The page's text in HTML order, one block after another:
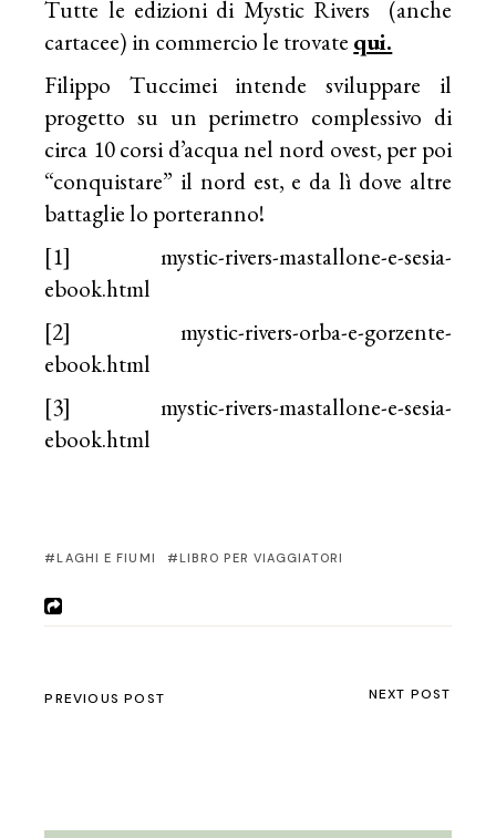
Tutte le edizioni di Mystic Rivers (anche
cartacee) in commercio le trovate qui.
Filippo Tuccimei intende sviluppare il
progetto su un perimetro complessivo di
circa 10 corsi d’acqua nel nord ovest, per poi
“conquistare” il nord est, e da lì dove altre
battaglie lo porteranno!
[1]
mystic-rivers-mastallone-e-sesia-
ebook.html
[2] mystic-rivers-orba-e-gorzente-
ebook.html
[3] mystic-rivers-mastallone-e-sesia-
ebook.html
LAGHI E FIUMI LIBRO PER VIAGGIATORI
PREVIOUS POST NEXT POST